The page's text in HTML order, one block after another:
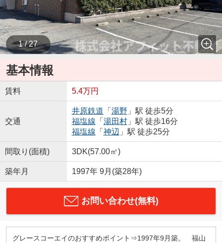
1 / 27
基本情報
賃料 5.4万円
交通
井原鉄道 「 湯野 」駅 徒歩5分
福塩線 「 湯田村」駅 徒歩16分
福塩線 「 神辺 」駅 徒歩25分
間取り(面積) 3DK(57.00㎡)
築年月 1997年 9月(築28年)
お問い合わせ(無料)
グレースコーエイのおすすめポイント⇒1997年9月築。 福山